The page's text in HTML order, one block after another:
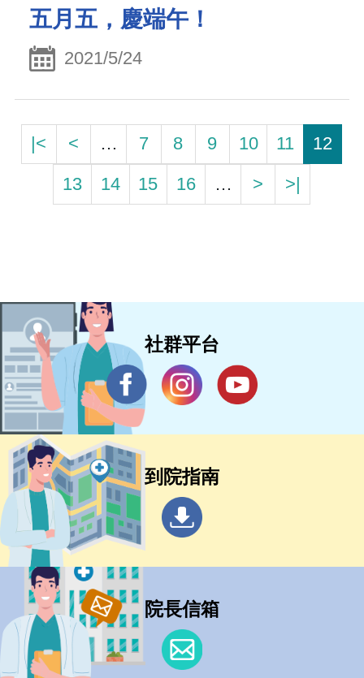
五月五，慶端午！
2021/5/24
|< < … 7 8 9 10 11
12
13
14 15 16 … > >|
社群平台
到院指南
院長信箱